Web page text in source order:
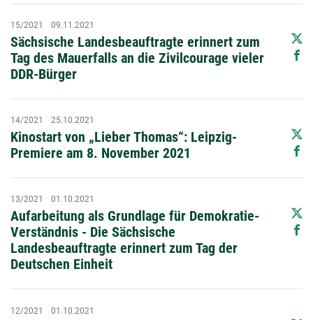
Sächsische Landesbeauftragte erinnert zum
Tag des Mauerfalls an die Zivilcourage vieler
DDR-Bürger
15/2021 09.11.2021
Kinostart von „Lieber Thomas“: Leipzig-
Premiere am 8. November 2021
14/2021 25.10.2021
Aufarbeitung als Grundlage für Demokratie-
Verständnis - Die Sächsische
Landesbeauftragte erinnert zum Tag der
Deutschen Einheit
13/2021 01.10.2021
12/2021 01.10.2021